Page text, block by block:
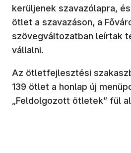
kerüljenek szavazólapra,
ötlet a szavazáson, a
szövegváltozatban leírtak
vállalni.
Az ötletfejlesztési
139 ötlet a honlap új
„Feldolgozott ötletek” fül